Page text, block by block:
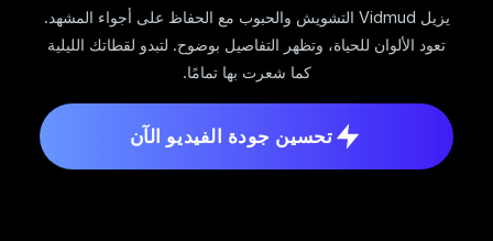
يزيل Vidmud التشويش والحبوب مع الحفاظ على أجواء المشهد.
تعود الألوان للحياة، وتظهر التفاصيل بوضوح. لتبدو لقطاتك الليلية
كما شعرت بها تمامًا.
تحسين جودة الفيديو الآن